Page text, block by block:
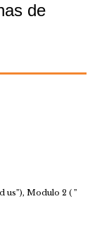
de
us”), Modulo 2 ( ”